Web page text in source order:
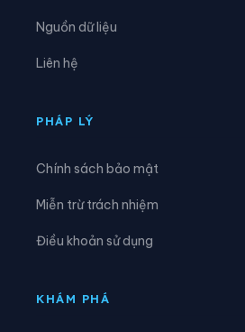
Xã Đức Nhàn
Xã Hợp Lý
Nguồn dữ liệu
Liên hệ
PHÁP LÝ
Chính sách bảo mật
Miễn trừ trách nhiệm
Điều khoản sử dụng
KHÁM PHÁ